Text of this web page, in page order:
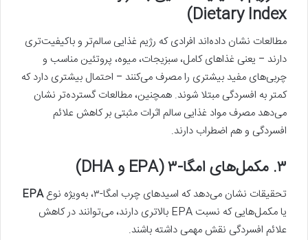
Dietary Index)
مطالعات نشان داده‌اند افرادی که رژیم غذایی سالم‌تر و باکیفیت‌تری
دارند – یعنی غذاهای کامل، سبزیجات، میوه، پروتئین مناسب و
چربی‌های مفید بیشتری را مصرف می‌کنند – احتمال بیشتری دارد که
کمتر به افسردگی مبتلا شوند. همچنین، مطالعات گسترده‌تر نشان
می‌دهد مصرف مواد غذایی سالم اثرات مثبتی بر کاهش علائم
افسردگی و هم اضطراب دارند.
۳. مکمل‌های امگا-۳ (EPA و DHA)
تحقیقات نشان می‌دهد که اسیدهای چرب امگا-۳، به‌ویژه نوع
EPA
یا مکمل‌هایی که نسبت EPA بالاتری دارند، می‌توانند در کاهش
علائم افسردگی نقش مهمی داشته باشند.